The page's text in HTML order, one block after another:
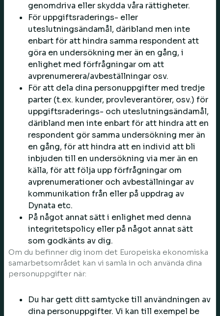
genomdriva eller skydda våra rättigheter.
För uppgiftsraderings- eller
uteslutningsändamål, däribland men inte
enbart för att hindra samma respondent att
göra en undersökning mer än en gång, i
enlighet med förfrågningar om att
avprenumerera/avbeställningar osv.
För att dela dina personuppgifter med tredje
parter (t.ex. kunder, provleverantörer, osv.) för
uppgiftsraderings- och uteslutningsändamål,
däribland men inte enbart för att hindra att en
respondent gör samma undersökning mer än
en gång, för att hindra att en individ att bli
inbjuden till en undersökning via mer än en
källa, för att följa upp förfrågningar om
avprenumerationer och avbeställningar av
kommunikation från eller på uppdrag av
Dynata etc.
På något annat sätt i enlighet med denna
integritetspolicy eller på något annat sätt
som godkänts av dig.
Om du befinner dig inom det Europeiska ekonomiska
samarbetsområdet kan vi samla in och använda dina
personuppgifter när:
Du har gett ditt samtycke till användningen av
dina personuppgifter. Vi kan till exempel be